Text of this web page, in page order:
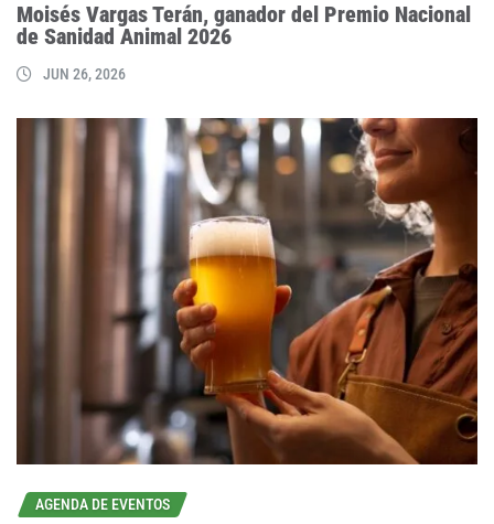
Moisés Vargas Terán, ganador del Premio Nacional
de Sanidad Animal 2026
JUN 26, 2026
AGENDA DE EVENTOS